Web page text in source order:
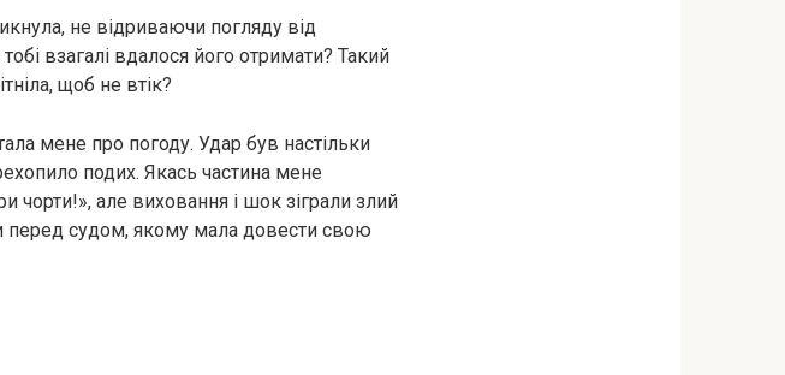
не відриваючи погляду від
взагалі вдалося його отримати? Такий
щоб не втік?
мене про погоду. Удар був настільки
подих. Якась частина мене
чорти!», але виховання і шок зіграли злий
перед судом, якому мала довести свою